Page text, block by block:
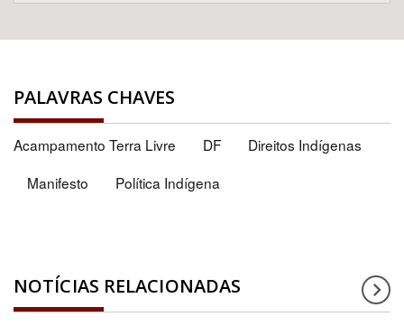
PALAVRAS CHAVES
Acampamento Terra Livre DF
Direitos Indígenas
Manifesto
Política Indígena
NOTÍCIAS RELACIONADAS